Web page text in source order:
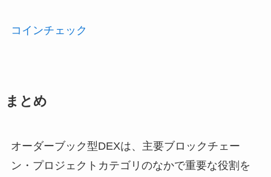
コインチェック
まとめ
オーダーブック型DEXは、主要ブロックチェー
ン・プロジェクトカテゴリのなかで重要な役割を